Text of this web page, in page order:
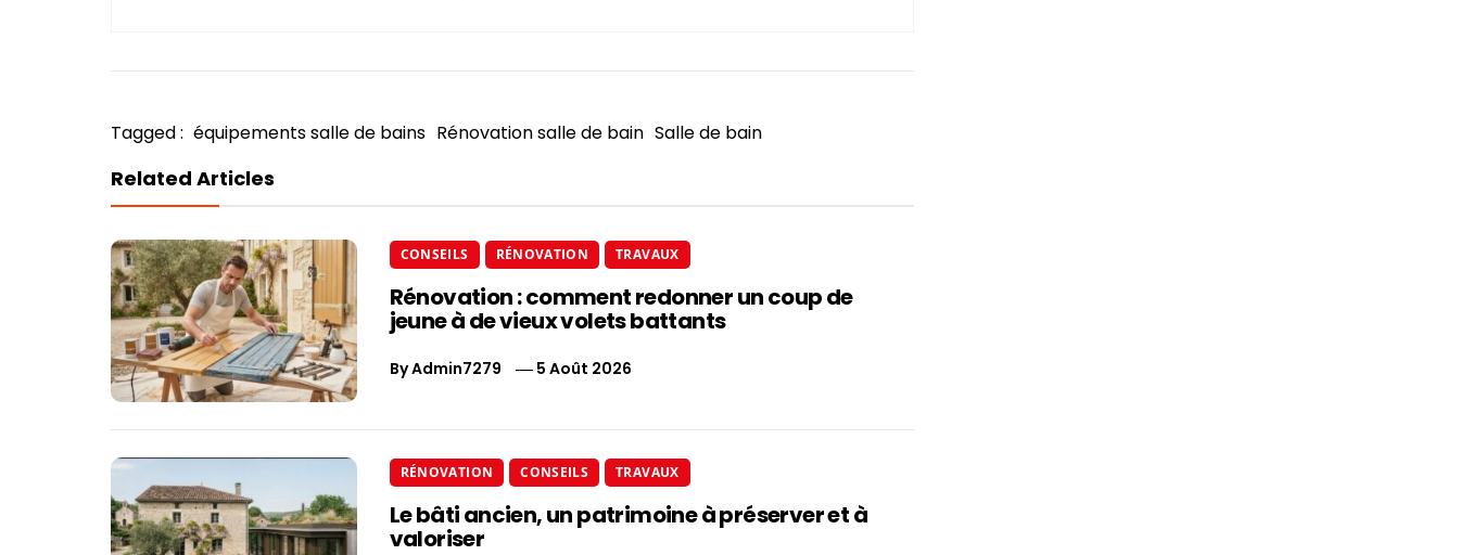
Tagged : équipements salle de bains Rénovation salle de bain Salle de bain
Related Articles
CONSEILS RÉNOVATION TRAVAUX
Rénovation : comment redonner un coup de
jeune à de vieux volets battants
ByAdmin7279 5 Août 2026
RÉNOVATION CONSEILS TRAVAUX
Le bâti ancien, un patrimoine à préserver et à
valoriser